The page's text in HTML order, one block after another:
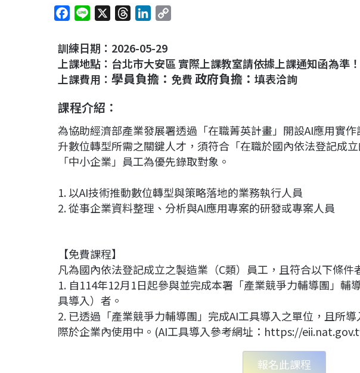
c
e
b
o
n
e
r
e
a
n
k
e
y
L
訓練日期：2026-05-29
上課地點：台北市大安區 實際上課教室請依據上課通知函為準！
上課費用： 學員負擔： 免費政府負擔： 填表洽詢
課程介紹：
為協助經濟部產業發展署透過「在職菁英計畫」開設AI應用實
升數位轉型所需之關鍵人才，須符合「在職於國內依法登記成
「中小企業」員工為優先錄取對象。
1. 以AI技術推動數位轉型與策略落地的業務執行人員
2. 從事企業資料整理、分析與AI應用專案的研發或專案人員
【免費課程】
凡為國內依法登記成立之製造業（C類）員工，且符合以下條件
1. 自114年12月1日起參與並完成本署「產業競爭力輔導團」輔
具導入）者。
2. 已透過「產業競爭力輔導團」完成AI工具導入之單位，且所
際於企業內使用中。(AI工具導入參考網址：https://
報名此課程